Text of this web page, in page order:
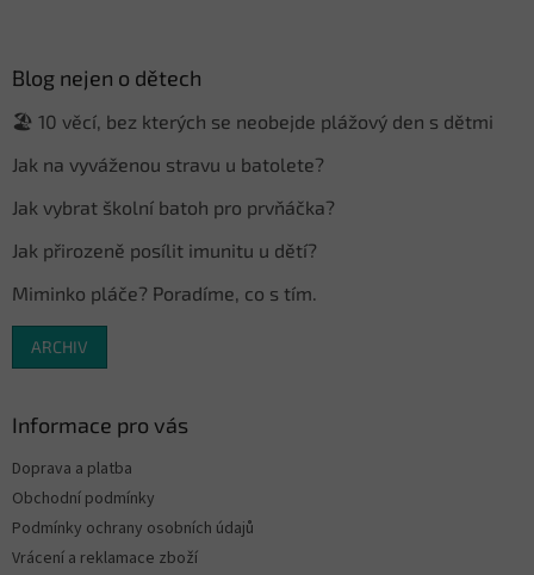
Blog nejen o dětech
🏖️ 10 věcí, bez kterých se neobejde plážový den s dětmi
Jak na vyváženou stravu u batolete?
Jak vybrat školní batoh pro prvňáčka?
Jak přirozeně posílit imunitu u dětí?
Miminko pláče? Poradíme, co s tím.
ARCHIV
Informace pro vás
Doprava a platba
Obchodní podmínky
Podmínky ochrany osobních údajů
Vrácení a reklamace zboží